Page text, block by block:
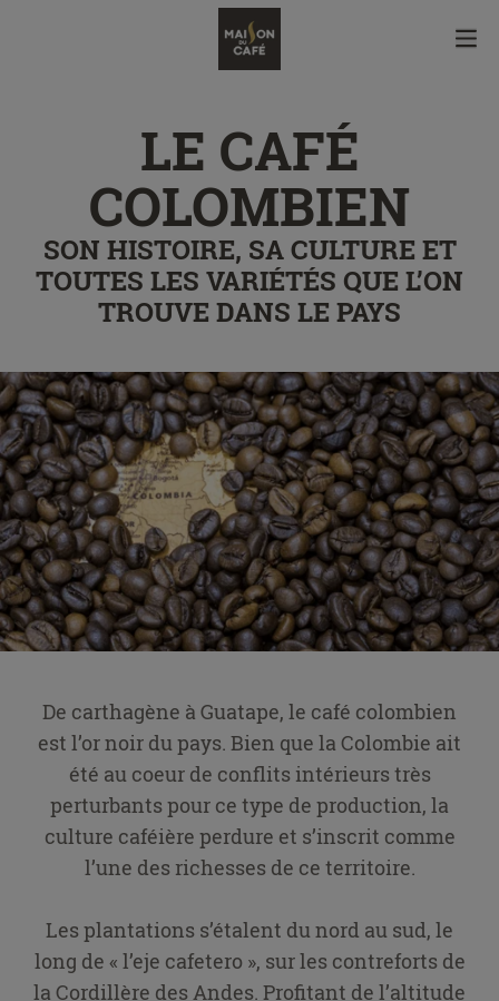
LE CAFÉ
COLOMBIEN
SON HISTOIRE, SA CULTURE ET
TOUTES LES VARIÉTÉS QUE L’ON
TROUVE DANS LE PAYS
De carthagène à Guatape, le café colombien
est l’or noir du pays. Bien que la Colombie ait
été au coeur de conflits intérieurs très
perturbants pour ce type de production, la
culture caféière perdure et s’inscrit comme
l’une des richesses de ce territoire.
Les plantations s’étalent du nord au sud, le
long de « l’eje cafetero », sur les contreforts de
la Cordillère des Andes. Profitant de l’altitude